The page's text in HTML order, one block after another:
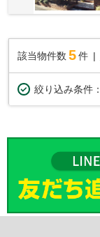
該当物件数 5件
絞り込み条件：